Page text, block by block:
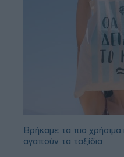
Βρήκαμε τα πιο
αγαπούν τα ταξίδια